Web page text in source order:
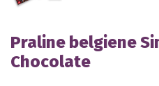
Praline belgiene
Chocolate